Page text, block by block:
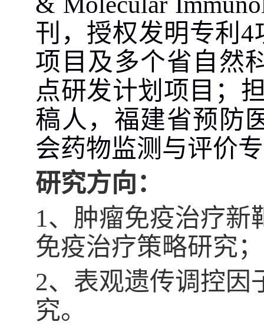
刊，授权发明专利4
项目及多个省自然
点研发计划项目；
稿人，福建省预防
会药物监测与评价
研究方向：
1、肿瘤免疫治疗新
免疫治疗策略研究；
2、表观遗传调控因
究。